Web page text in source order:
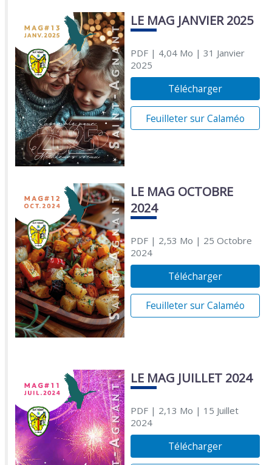
LE MAG JANVIER 2025
PDF| 4,04 Mo | 31 Janvier
2025
Télécharger
Feuilleter sur Calaméo
LE MAG OCTOBRE
2024
PDF| 2,53 Mo | 25 Octobre
2024
Télécharger
Feuilleter sur Calaméo
LE MAG JUILLET 2024
PDF| 2,13 Mo | 15 Juillet
2024
Télécharger